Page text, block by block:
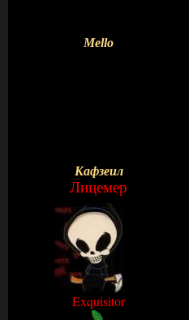
Mello
Кафзеил
Лицемер
Exquisitor